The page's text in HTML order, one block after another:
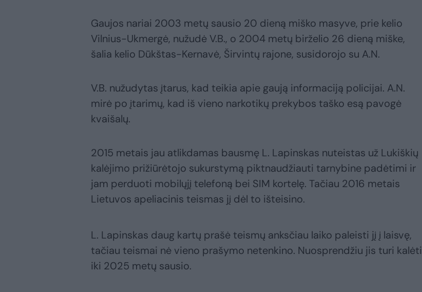
Gaujos nariai 2003 metų sausio 20 dieną miško masyve, prie kelio
Vilnius-Ukmergė, nužudė V.B., o 2004 metų birželio 26 dieną miške,
šalia kelio Dūkštas-Kernavė, Širvintų rajone, susidorojo su A.N.
V.B. nužudytas įtarus, kad teikia apie gaują informaciją policijai. A.N.
mirė po įtarimų, kad iš vieno narkotikų prekybos taško esą pavogė
kvaišalų.
2015 metais jau atlikdamas bausmę L. Lapinskas nuteistas už Lukiškių
kalėjimo prižiūrėtojo sukurstymą piktnaudžiauti tarnybine padėtimi ir
jam perduoti mobilųjį telefoną bei SIM kortelę. Tačiau 2016 metais
Lietuvos apeliacinis teismas jį dėl to išteisino.
L. Lapinskas daug kartų prašė teismų anksčiau laiko paleisti jį į laisvę,
tačiau teismai nė vieno prašymo netenkino. Nuosprendžiu jis turi kalėti
iki 2025 metų sausio.